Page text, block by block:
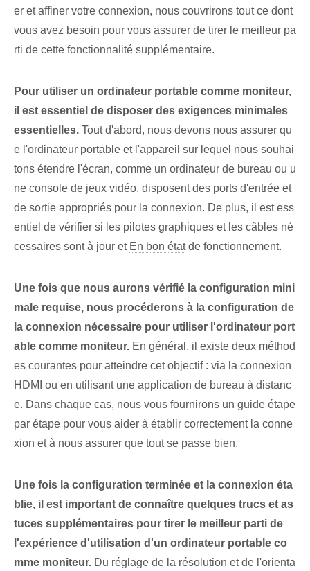
er et affiner votre connexion, nous couvrirons tout ce dont
vous avez besoin pour vous assurer de tirer le meilleur pa
rti de cette fonctionnalité supplémentaire.
Pour utiliser un ordinateur portable comme moniteur,
il est essentiel de disposer des exigences minimales
essentielles. Tout d'abord, nous devons nous assurer qu
e l'ordinateur portable et l'appareil sur lequel nous souhai
tons étendre l'écran, comme un ordinateur de bureau ou u
ne console de jeux vidéo, disposent des ports d'entrée et
de sortie appropriés pour la connexion. De plus, il est ess
entiel de vérifier si les pilotes graphiques et les câbles né
cessaires sont à jour et En bon état⁤de fonctionnement.
Une fois que nous aurons vérifié la configuration mini
male requise, nous procéderons à la configuration de
la connexion nécessaire pour utiliser l'ordinateur port
able comme moniteur. En général, il existe deux méthod
es courantes pour atteindre cet objectif : via la connexion
HDMI ou en utilisant une application de bureau à distanc
e. Dans chaque cas, nous vous fournirons un guide étape
par étape pour vous aider à établir correctement la conne
xion et à nous assurer que tout se passe bien.
Une fois la configuration terminée et la connexion éta
blie, il est important de connaître quelques trucs et as
tuces supplémentaires pour tirer le meilleur parti de
l'expérience d'utilisation d'un ordinateur portable co
mme moniteur. Du réglage de la résolution et de l'orienta